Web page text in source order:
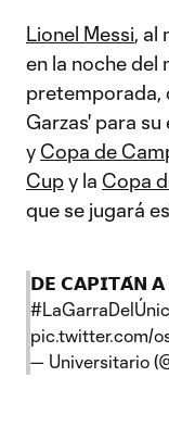
Lionel Messi, al
en la noche del
pretemporada,
Garzas' para
y Copa de
Cupy la Copa
que se jugará
𝗗𝗘 𝗖𝗔𝗣𝗜𝗧𝗔́𝗡 𝗔
pic.twitter.com/
— Universitario